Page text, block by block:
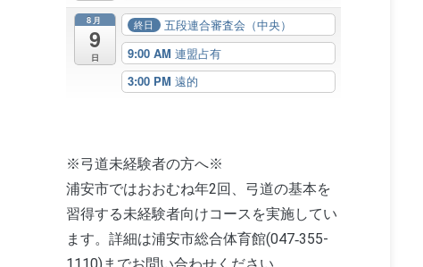
8月
9
日
終日
五段連合審査会（中央）
9:00 AM 連盟占有
3:00 PM 遠的
※弓道未経験者の方へ※
浦安市ではおおむね年2回、弓道の基本を
習得する未経験者向けコースを実施してい
ます。詳細は浦安市総合体育館(047‐355-